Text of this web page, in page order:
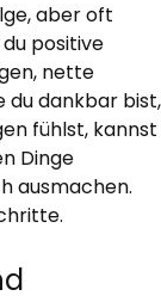
aber oft
positive
nette
du dankbar bist,
fühlst, kannst
Dinge
ausmachen.